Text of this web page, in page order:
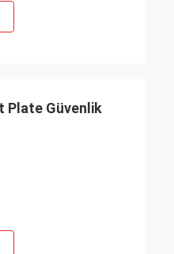
Plate Güvenlik